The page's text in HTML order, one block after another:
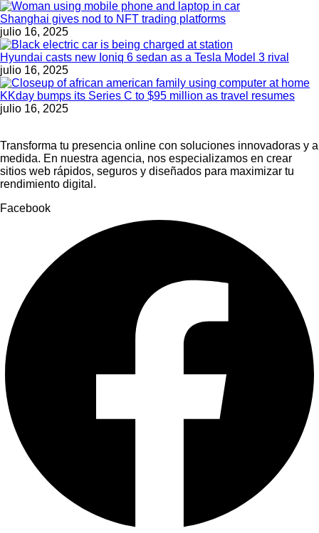
Shanghai gives nod to NFT trading platforms
julio 16, 2025
Hyundai casts new Ioniq 6 sedan as a Tesla Model 3 rival
julio 16, 2025
KKday bumps its Series C to $95 million as travel resumes
julio 16, 2025
Transforma tu presencia online con soluciones innovadoras y a
medida. En nuestra agencia, nos especializamos en crear
sitios web rápidos, seguros y diseñados para maximizar tu
rendimiento digital.
Facebook